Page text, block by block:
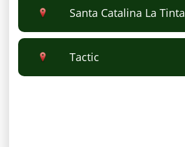
Santa Catalina La Tinta
Tactic